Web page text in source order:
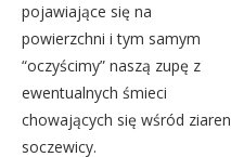
pojawiające się na
powierzchni i tym samym
“oczyścimy” naszą zupę z
ewentualnych śmieci
chowających się wśród ziaren
soczewicy.